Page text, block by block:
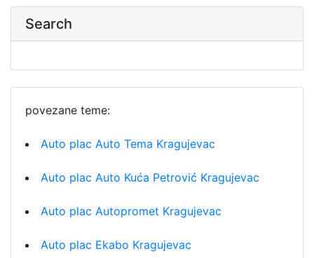
Search
povezane teme:
Auto plac Auto Tema Kragujevac
Auto plac Auto Kuća Petrović Kragujevac
Auto plac Autopromet Kragujevac
Auto plac Ekabo Kragujevac